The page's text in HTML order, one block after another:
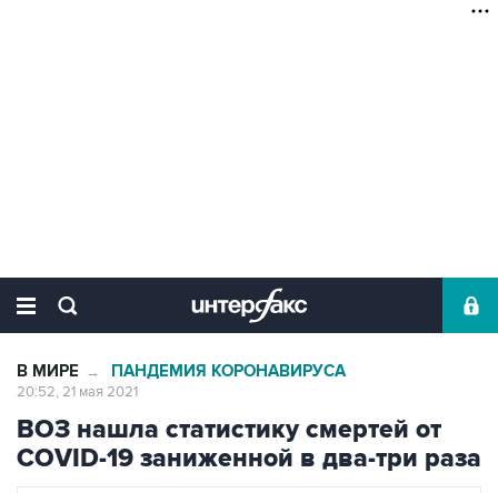
В МИРЕ → ПАНДЕМИЯ КОРОНАВИРУСА
20:52, 21 мая 2021
ВОЗ нашла статистику смертей от
COVID-19 заниженной в два-три раза